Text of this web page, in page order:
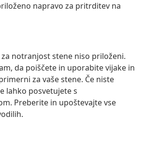
napravo za pritrditev na
notranjost stene niso priloženi.
da poiščete in uporabite vijake in
za vaše stene. Če niste
lahko posvetujete s
Preberite in upoštevajte vse